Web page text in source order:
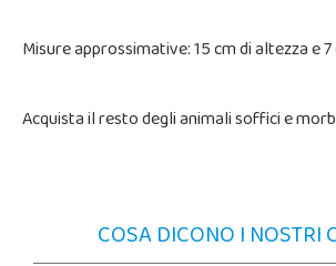
Misure approssimative: 15 cm di altezza e
Acquista il resto degli animali soffici e
COSA DICONO I NOSTRI